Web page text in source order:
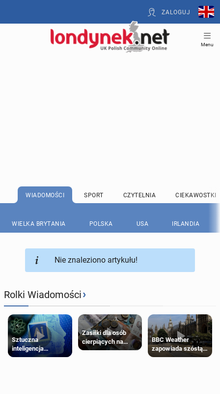
ZALOGUJ
Menu
WIADOMOŚCI SPORT CZYTELNIA CIEKAWOSTKI
WIELKA BRYTANIA POLSKA USA IRLANDIA
Nie znaleziono artykułu!
Rolki Wiadomości›
Sztuczna
inteligencja
próbowała oszukać
Zasiłki dla osób
cierpiących na
schorzenia
BBC Weather
zapowiada szóstą
falę upałów w